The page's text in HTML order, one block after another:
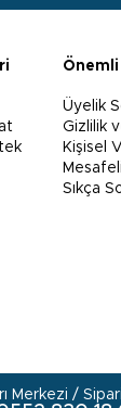
Üyelik
Gizlilik
Kişisel
Sıkça
Merkezi /